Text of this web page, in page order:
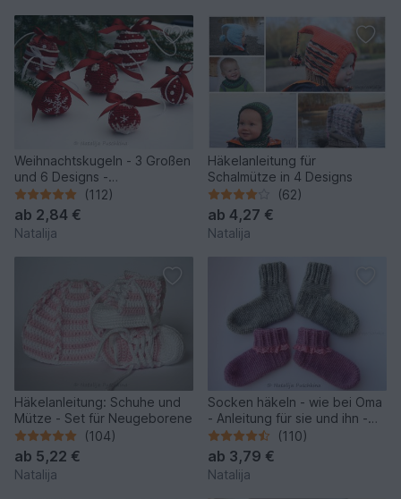
Weihnachtskugeln - 3 Großen
und 6 Designs -
Häkelanleitung
(112)
ab 2,84 €
Natalija
Häkelanleitung für
Schalmütze in 4 Designs
(62)
ab 4,27 €
Natalija
Häkelanleitung: Schuhe und
Mütze - Set für Neugeborene
(104)
ab 5,22 €
Natalija
Socken häkeln - wie bei Oma
- Anleitung für sie und ihn -
Gr.36-47
(110)
ab 3,79 €
Natalija